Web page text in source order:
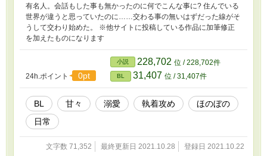
有名人。会話もした事も無かったのに何でこんな事に? 住んでいる
世界が違うと思っていたのに……交わる事の無いはずだった線がそ
うして交わり始めた。 ※他サイトに投稿している作品に加筆修正
を加えたものになります
24h.ポイント 0pt
小説 228,702 位 / 228,702件
BL 31,407 位 / 31,407件
BL 甘々 溺愛 執着攻め
ほのぼの
日常
文字数 71,352 最終更新日 2021.10.28 登録日 2021.10.22